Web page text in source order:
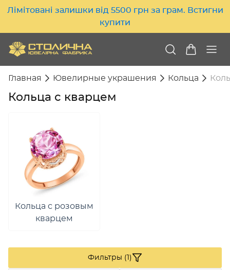
Лімітовані залишки від 5500 грн за грам. Встигни
купити
Главная Ювелирные украшения Кольца
Кольца с кварцем
Кольца с розовым
кварцем
Фильтры (1)